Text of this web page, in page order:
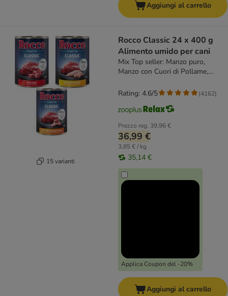
Aggiungi al carrello
15 varianti
Rocco Classic 24 x 400 g
Alimento umido per cani
Mix Top seller: Manzo puro,
Manzo con Cuori di Pollame,
Prezzo reg. 39,96 €
36,99 €
3,85 € / kg
35,14 €
Applica Coupon del -20%
Rating: 4.6/5 (4162)
Aggiungi al carrello